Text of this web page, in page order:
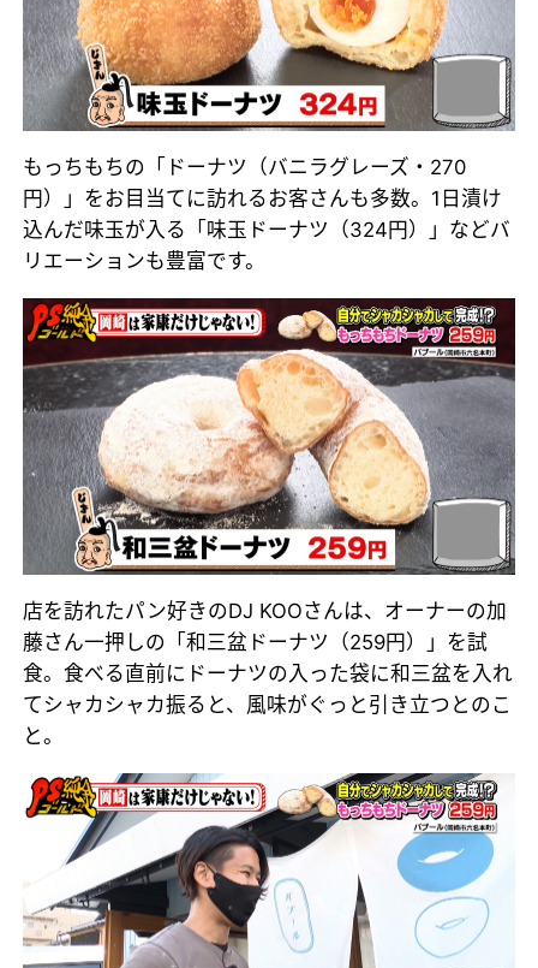
もっちもちの「ドーナツ（バニラグレーズ・270
円）」をお目当てに訪れるお客さんも多数。1日漬け
込んだ味玉が入る「味玉ドーナツ（324円）」などバ
リエーションも豊富です。
店を訪れたパン好きのDJ KOOさんは、オーナーの加
藤さん一押しの「和三盆ドーナツ（259円）」を試
食。食べる直前にドーナツの入った袋に和三盆を入れ
てシャカシャカ振ると、風味がぐっと引き立つとのこ
と。